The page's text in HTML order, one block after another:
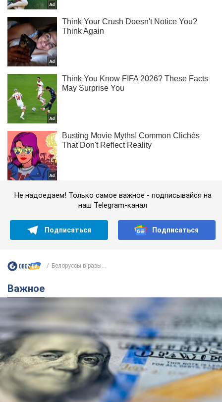
Не надоедаем! Только самое важное - подписывайся на
наш Telegram-канал
Подписаться Подписаться
Белоруссы в разы...
Важное